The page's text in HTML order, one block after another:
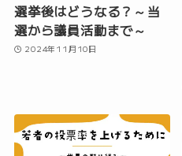
選挙後はどうなる？～当
選から議員活動まで～
2024年11月10日